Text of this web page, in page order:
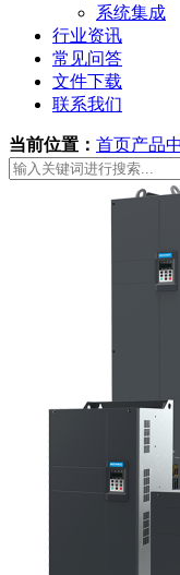
系统集成
行业资讯
常见问答
文件下载
联系我们
当前位置： 首页产品